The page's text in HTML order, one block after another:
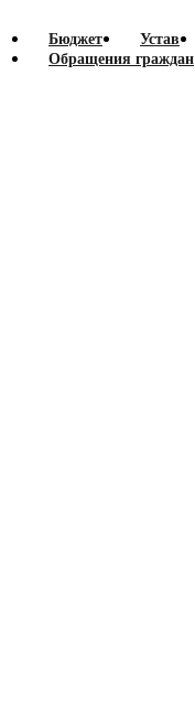
Бюджет Устав
Обращения граждан